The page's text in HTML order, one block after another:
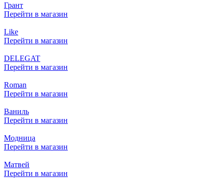
Грант
Перейти в магазин
Like
Перейти в магазин
DELEGAT
Перейти в магазин
Roman
Перейти в магазин
Ваниль
Перейти в магазин
Модница
Перейти в магазин
Матвей
Перейти в магазин